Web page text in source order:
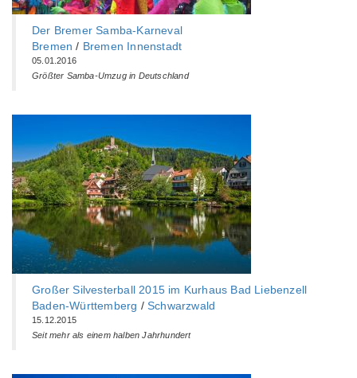
Der Bremer Samba-Karneval
Bremen / Bremen Innenstadt
05.01.2016
Größter Samba-Umzug in Deutschland
Großer Silvesterball 2015 im Kurhaus Bad Liebenzell
Baden-Württemberg‎ /Schwarzwald
15.12.2015
Seit mehr als einem halben Jahrhundert